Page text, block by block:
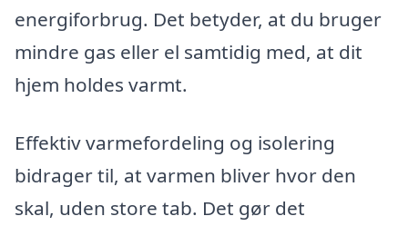
energiforbrug. Det betyder, at du bruger
mindre gas eller el samtidig med, at dit
hjem holdes varmt.
Effektiv varmefordeling og isolering
bidrager til, at varmen bliver hvor den
skal, uden store tab. Det gør det